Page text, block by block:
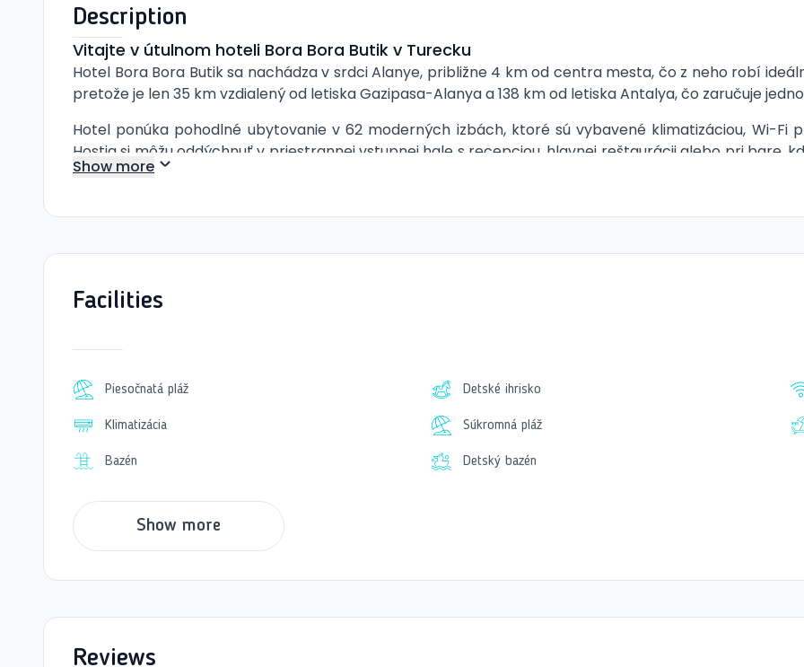
Description
Vitajte v útulnom hoteli Bora Bora Butik v Turecku
Hotel Bora Bora Butik sa nachádza v srdci Alanye, približne 4 km od centra mesta, čo z neho robí
pretože je len 35 km vzdialený od letiska Gazipasa-Alanya a 138 km od letiska Antalya, čo zaručuje
Hotel ponúka pohodlné ubytovanie v 62 moderných izbách, ktoré sú vybavené klimatizáciou, Wi-
Hostia si môžu oddýchnuť v priestrannej vstupnej hale s recepciou, hlavnej reštaurácii alebo pri bare,
deťmi je k dispozícii detské ihrisko a bazén, ktorý zabezpečuje zábavu pre najmenších.
objavovanie okolia. S priateľskou atmosférou a vynikajúcimi službami je hotel Bora Bora Butik skvelou
dovolenku v Alanyi.
Show more
Facilities
Piesočnatá pláž Detské ihrisko
Klimatizácia Súkromná pláž
Bazén Detský bazén
Show more
Reviews